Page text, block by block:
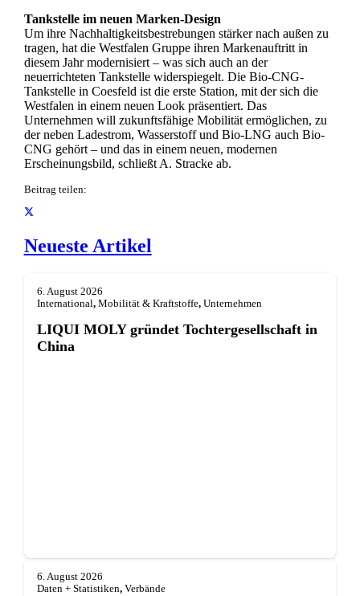
Tankstelle im neuen Marken-Design
Um ihre Nachhaltigkeitsbestrebungen stärker nach außen zu
tragen, hat die Westfalen Gruppe ihren Markenauftritt in
diesem Jahr modernisiert – was sich auch an der
neuerrichteten Tankstelle widerspiegelt. Die Bio-CNG-
Tankstelle in Coesfeld ist die erste Station, mit der sich die
Westfalen in einem neuen Look präsentiert. Das
Unternehmen will zukunftsfähige Mobilität ermöglichen, zu
der neben Ladestrom, Wasserstoff und Bio-LNG auch Bio-
CNG gehört – und das in einem neuen, modernen
Erscheinungsbild, schließt A. Stracke ab.
Beitrag teilen:
Neueste Artikel
6. August 2026
International, Mobilität & Kraftstoffe, Unternehmen
LIQUI MOLY gründet Tochterge­sellschaft in
China
6. August 2026
Daten + Statistiken, Verbände